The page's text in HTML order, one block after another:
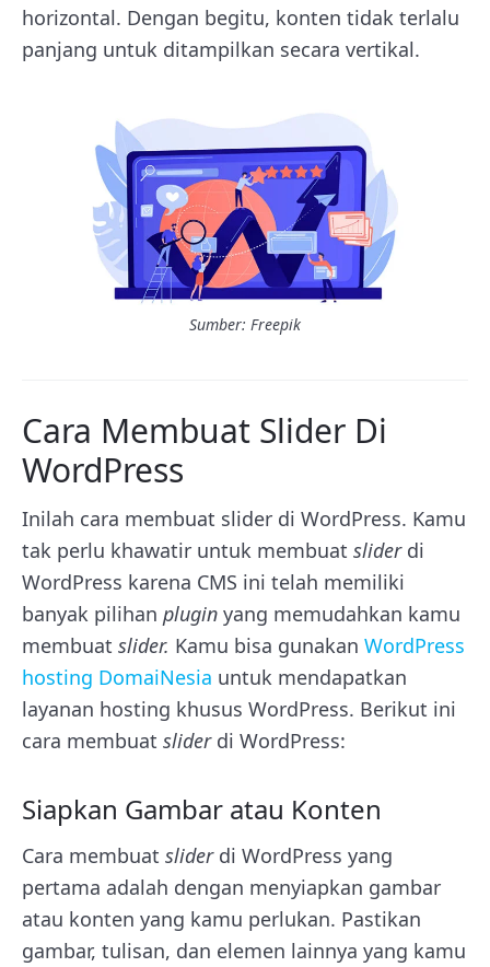
horizontal. Dengan begitu, konten tidak terlalu
panjang untuk ditampilkan secara vertikal.
Sumber: Freepik
Cara Membuat Slider Di
WordPress
Inilah cara membuat slider di WordPress. Kamu
tak perlu khawatir untuk membuat slider di
WordPress karena CMS ini telah memiliki
banyak pilihan plugin yang memudahkan kamu
membuat slider. Kamu bisa gunakan WordPress
hosting DomaiNesia untuk mendapatkan
layanan hosting khusus WordPress. Berikut ini
cara membuat slider di WordPress:
Siapkan Gambar atau Konten
Cara membuat slider di WordPress yang
pertama adalah dengan menyiapkan gambar
atau konten yang kamu perlukan. Pastikan
gambar, tulisan, dan elemen lainnya yang kamu